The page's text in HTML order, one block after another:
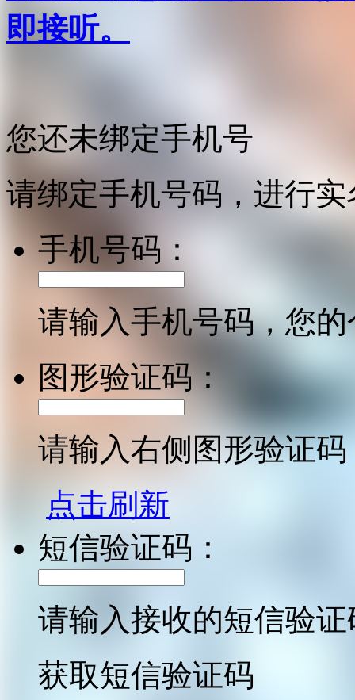
即接听。
您还未绑定手机号
请绑定手机号码，进行
手机号码：
请输入手机号码，您
图形验证码：
请输入右侧图形验证码
点击刷新
短信验证码：
请输入接收的短信验证
获取短信验证码